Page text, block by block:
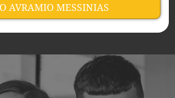
AVRAMIO MESSINIAS